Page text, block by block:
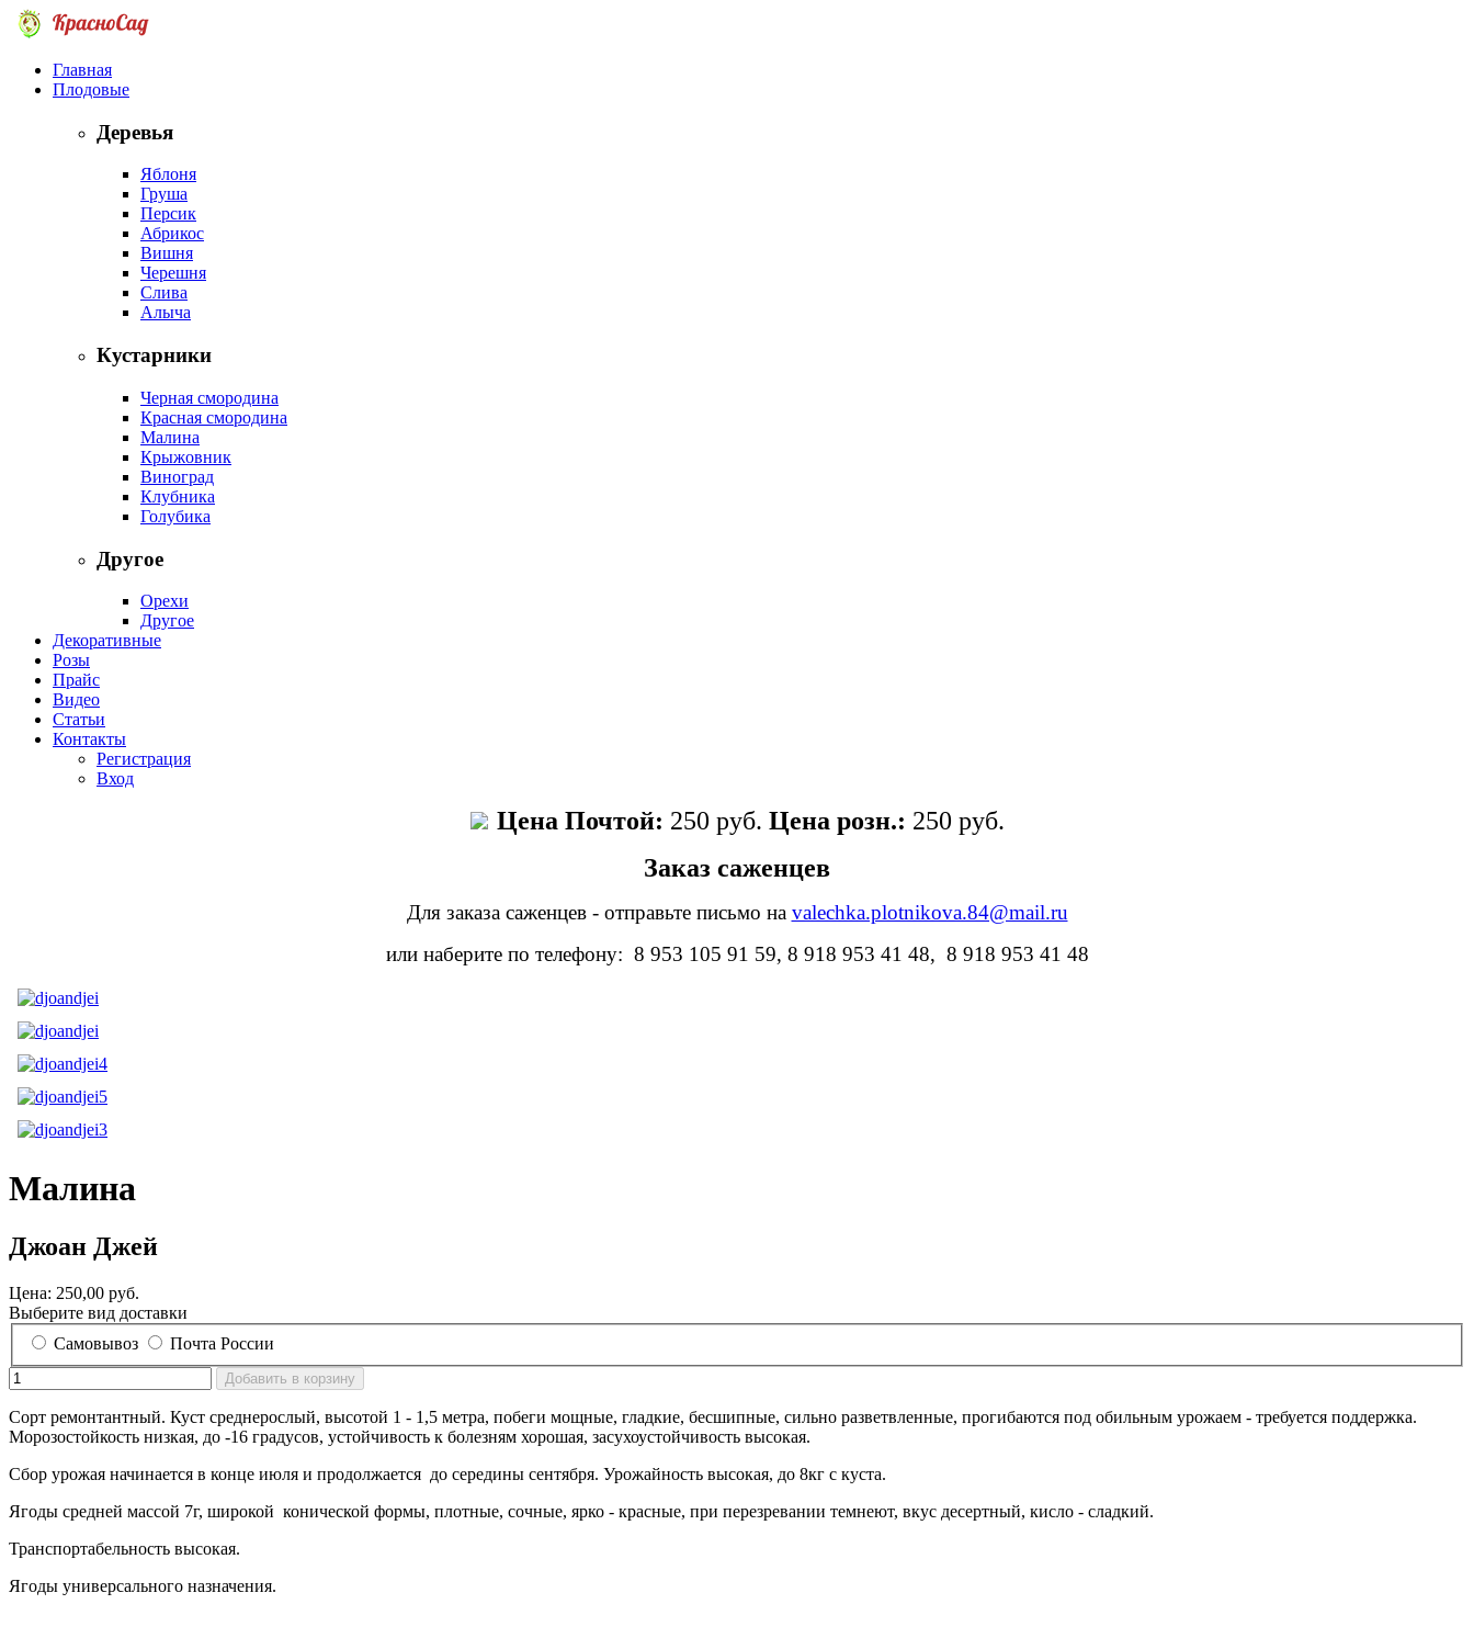
Главная
Плодовые
Деревья
Яблоня
Груша
Персик
Абрикос
Вишня
Черешня
Слива
Алыча
Кустарники
Черная смородина
Красная смородина
Малина
Крыжовник
Виноград
Клубника
Голубика
Другое
Орехи
Другое
Декоративные
Розы
Прайс
Видео
Статьи
Контакты
Регистрация
Вход
Цена Почтой: 250 руб. Цена розн.: 250 руб.
Заказ саженцев
Для заказа саженцев - отправьте письмо на valechka.plotnikova.84@mail.ru
или наберите по телефону: 8 953 105 91 59, 8 918 953 41 48, 8 918 953 41 48
Малина
Джоан Джей
Цена: 250,00 руб.
Выберите вид доставки
Самовывоз
Почта России
Сорт ремонтантный. Куст среднерослый, высотой 1 - 1,5 метра, побеги мощные, гладкие, бесшипные, сильно разветвленные, прогибаются под обильным урожаем - требуется поддержка.
Морозостойкость низкая, до -16 градусов, устойчивость к болезням хорошая, засухоустойчивость высокая.
Сбор урожая начинается в конце июля и продолжается до середины сентября. Урожайность высокая, до 8кг с куста.
Ягоды средней массой 7г, широкой конической формы, плотные, сочные, ярко - красные, при перезревании темнеют, вкус десертный, кисло - сладкий.
Транспортабельность высокая.
Ягоды универсального назначения.